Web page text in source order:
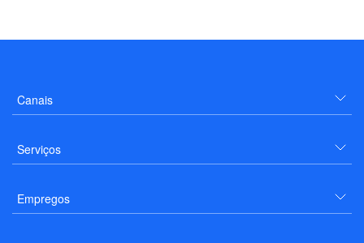
Canais
Serviços
Empregos